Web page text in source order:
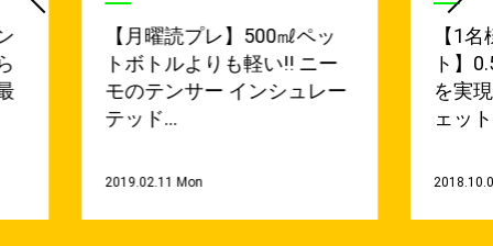
【月曜読プレ】500㎖ペッ
トボトルよりも軽い!! ニー
モのテンサー インシュレー
テッド…
2019.02.11 Mon
【1
ト】
を実
ェッ